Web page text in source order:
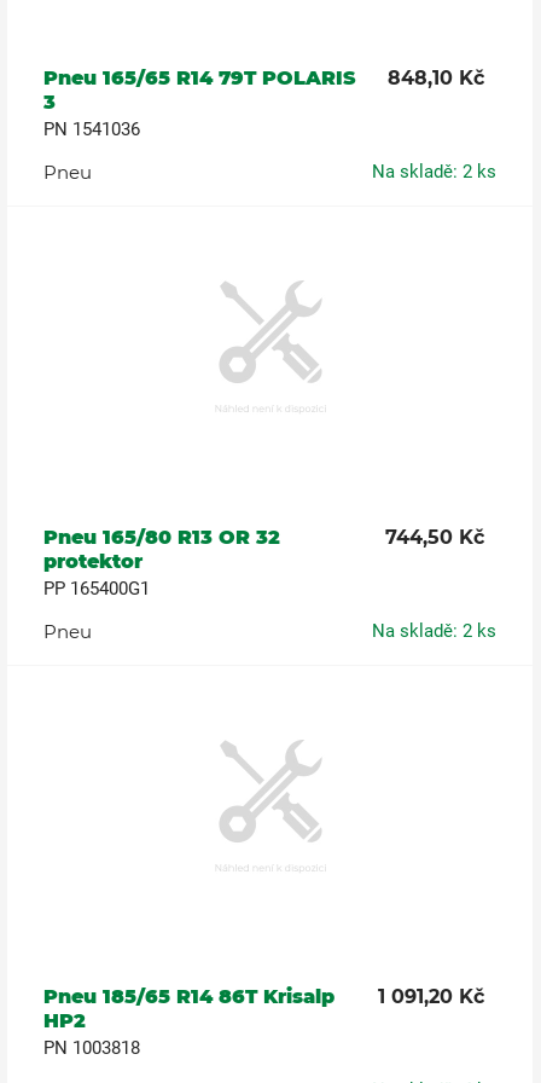
Pneu 165/65 R14 79T POLARIS
3
848,10 Kč
PN 1541036
Pneu Na skladě: 2 ks
Pneu 165/80 R13 OR 32
protektor
744,50 Kč
PP 165400G1
Pneu Na skladě: 2 ks
Pneu 185/65 R14 86T Krisalp
HP2
1 091,20 Kč
PN 1003818